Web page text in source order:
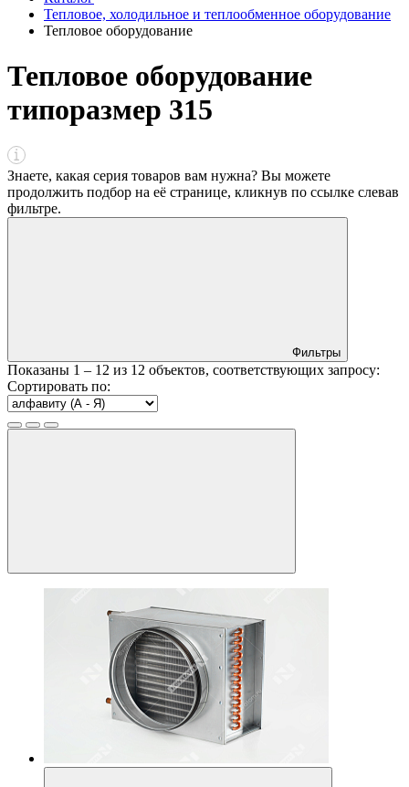
Тепловое, холодильное и теплообменное оборудование
Тепловое оборудование
Тепловое оборудование
типоразмер 315
Знаете, какая серия товаров вам нужна? Вы можете
продолжить подбор на её странице, кликнув по ссылке слевав
фильтре.
Фильтры
Показаны 1 – 12 из 12 объектов, соответствующих запросу:
Сортировать по: